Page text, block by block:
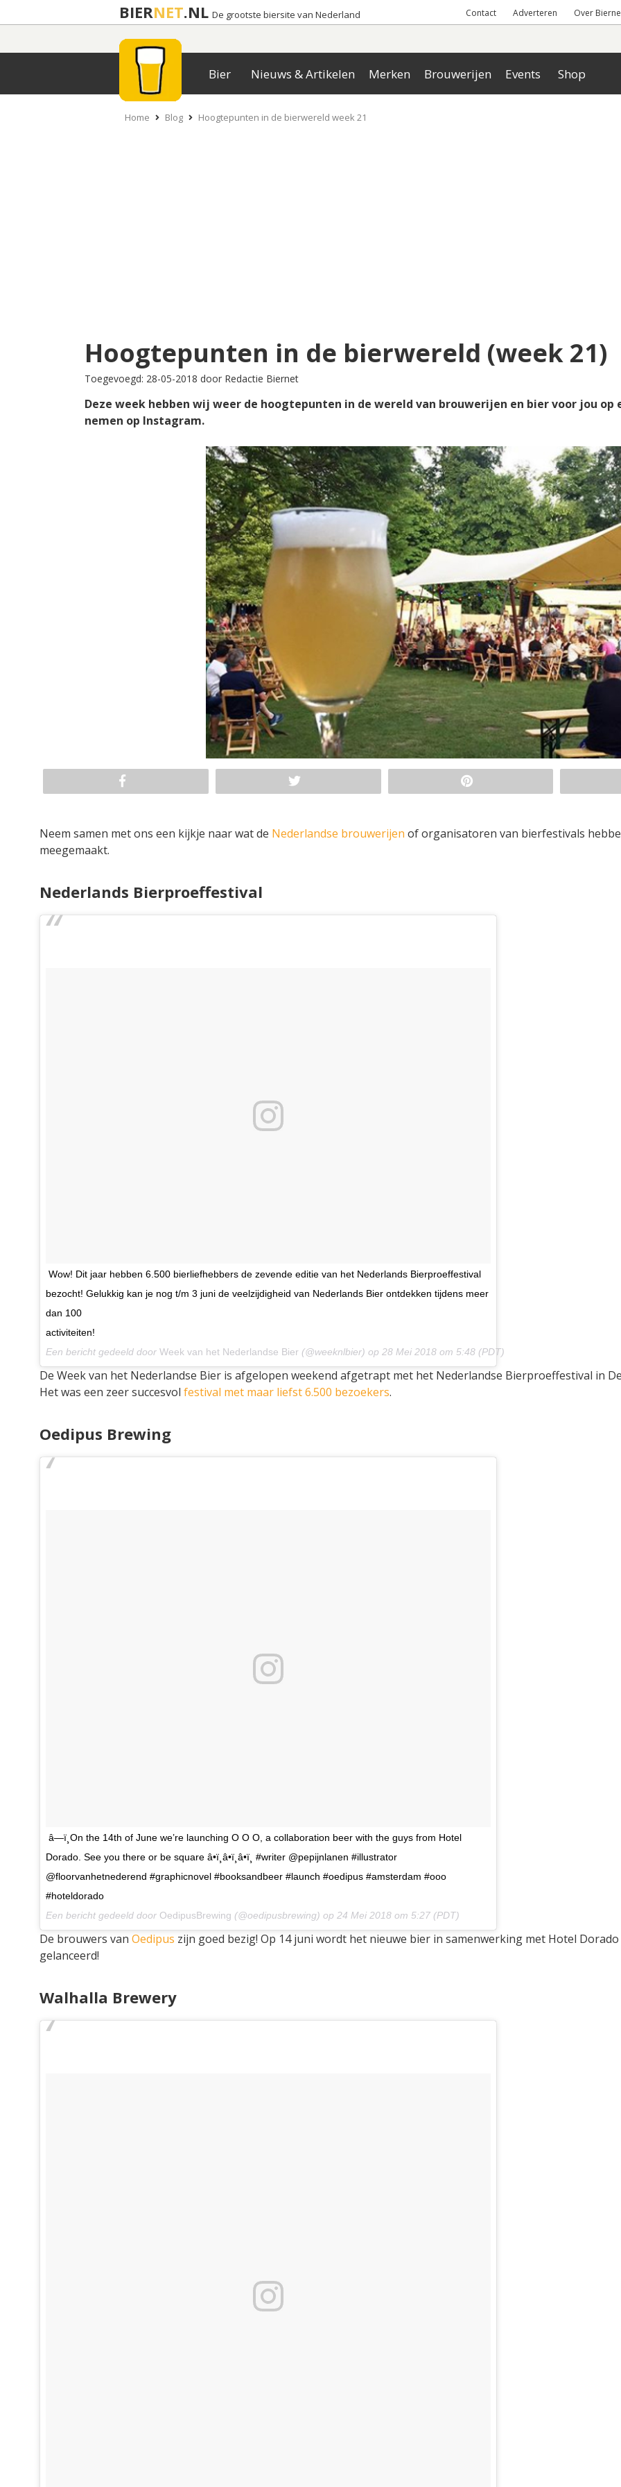
BIERNET.NL De grootste biersite van Nederland Contact Adverteren Over
Bier Nieuws & Artikelen Merken Brouwerijen Events Shop
Home Blog Hoogtepunten in de bierwereld week 21
Hoogtepunten in de bierwereld (week 21)
Toegevoegd: 28-05-2018 door Redactie Biernet
Deze week hebben wij weer de hoogtepunten in de wereld van brouwerijen en bier voor jou
nemen op Instagram.
Neem samen met ons een kijkje naar wat de Nederlandse brouwerijen of organisatoren van bierfestivals
meegemaakt.
Nederlands Bierproeffestival
Wow! Dit jaar hebben 6.500 bierliefhebbers de zevende editie van het Nederlands Bierproeffestival
bezocht! Gelukkig kan je nog t/m 3 juni de veelzijdigheid van Nederlands Bier ontdekken tijdens meer
dan 100
activiteiten!
Een bericht gedeeld door Week van het Nederlandse Bier (@weeknlbier) op 28 Mei 2018 om 5:48 (PDT)
De Week van het Nederlandse Bier is afgelopen weekend afgetrapt met het Nederlandse Bierproeffestival in
Het was een zeer succesvol festival met maar liefst 6.500 bezoekers.
Oedipus Brewing
â—ï¸On the 14th of June we’re launching O O O, a collaboration beer with the guys from Hotel
Dorado. See you there or be square â­•ï¸â­•ï¸â­•ï¸ #writer @pepijnlanen #illustrator
@floorvanhetnederend #graphicnovel #booksandbeer #launch #oedipus #amsterdam #ooo
#hoteldorado
Een bericht gedeeld door OedipusBrewing (@oedipusbrewing) op 24 Mei 2018 om 5:27 (PDT)
De brouwers van Oedipus zijn goed bezig! Op 14 juni wordt het nieuwe bier in samenwerking met Hotel Dorado
gelanceerd!
Walhalla Brewery